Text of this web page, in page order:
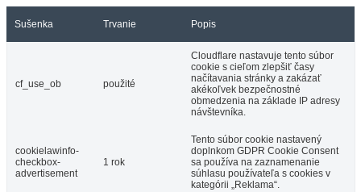
Sušenka Trvanie Popis
cf_use_ob použité
Cloudflare nastavuje tento súbor
cookie s cieľom zlepšiť časy
načítavania stránky a zakázať
akékoľvek bezpečnostné
obmedzenia na základe IP adresy
návštevníka.
cookielawinfo-
checkbox-
advertisement
1 rok
Tento súbor cookie nastavený
doplnkom GDPR Cookie Consent
sa používa na zaznamenanie
súhlasu používateľa s cookies v
kategórii „Reklama“.